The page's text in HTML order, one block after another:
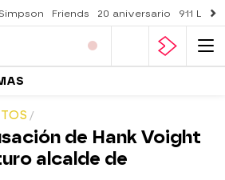
Friends 20 aniversario 911
de Hank Voight
alcalde de